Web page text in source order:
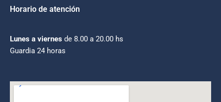
Horario de atención
Lunes a viernes de 8.00 a 20.00 hs
Guardia 24 horas